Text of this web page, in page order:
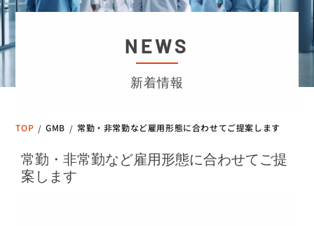
NEWS
新着情報
TOP / GMB / 常勤・非常勤など雇用形態に合わせてご提案します
常勤・非常勤など雇用形態に合わせてご提
案します